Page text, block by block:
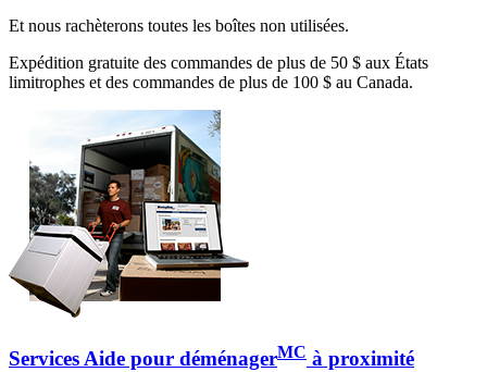
Et nous rachèterons toutes les boîtes non utilisées.
Expédition gratuite des commandes de plus de 50 $ aux États
limitrophes et des commandes de plus de 100 $ au Canada.
Services Aide pour déménagerMC à proximité